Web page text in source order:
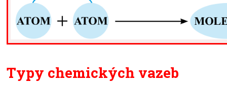
Typy chemických vazeb